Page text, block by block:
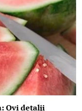
Ovi detalji